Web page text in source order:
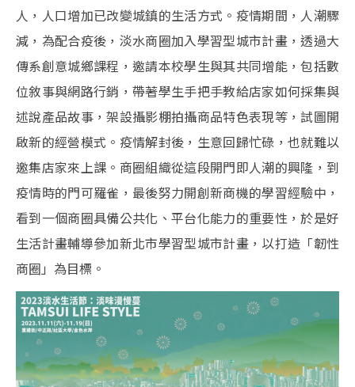
人，人口增加已改變城鎮的生活方式。疫情期間，人潮驟
減，為配合疫後，淡水商圈加入學習型城市計畫，透過大
傳系創意城鄉課程，邀請本校學生與其共同增能，包括數
位敘事與網路行銷，帶著學生手把手教給店家如何採集與
述說產品故事，架設攝影棚拍攝商品特色表現等，試圖開
啟新的經營模式。疫情解封後，生意回歸忙碌，也就難以
邀集店家來上課。商圈組織從這段開門即人潮的興隆，到
疫情時的門可羅雀，最後努力開創新商機的學習經驗中，
看到一個商圈具備公共化、平台化能力的重要性，於是好
生活計畫輔導參加新北市學習型城市計畫，以打造「韌性
商圈」為目標。